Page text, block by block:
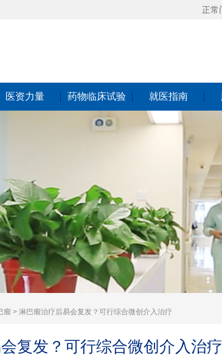
正
医资力量 药物临床试验 就医指南
瘤 > 淋巴瘤治疗后易会复发？可行综合微创介入治疗
复发？可行综合微创介入治疗